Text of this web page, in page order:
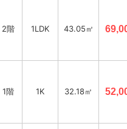
2階 1LDK 43.05㎡
1階 1K 32.18㎡